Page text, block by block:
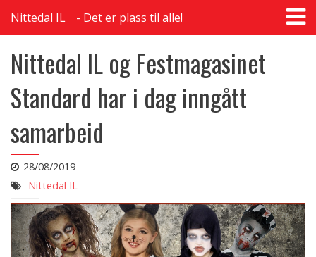
Nittedal IL Det er plass til alle!
Nittedal IL og Festmagasinet
Standard har i dag inngått
samarbeid
28/08/2019
Nittedal IL